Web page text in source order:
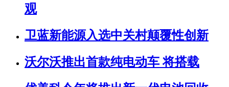
观
卫蓝新能源入选中关村颠覆性创新
沃尔沃推出首款纯电动车 将搭载